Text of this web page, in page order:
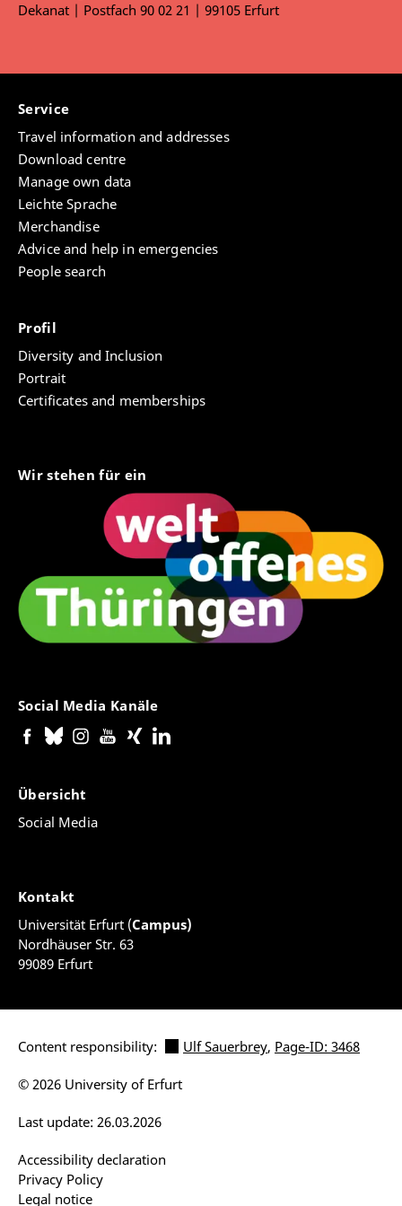
Digitalisierung? In: Kutscher, Nadia/Ley,
Handbuch Soziale Arbeit und Digitalisierung.
URN:
Hofmann, Jana (2018): Medienstress durch
Smartphones? Eine quantitative und qualitative
Analyse. Köln: Herbert von Halem Verlag.
Hofmann, Jana (2017): Günther Anfang, Kathrin
Demmler, Klaus Lutz, Kati Struckmeyer (Hg.):
wischen klicken knipsen: Medienarbeit mit
Kindern. München: kopaed (2015). In:
MEDIENwissenschaft 1/2017, S. 157-159. DOI:
Digital Age: Teaching Beyond Borders. Frankfurt
am Main: Peter Lang Verlag (2016). In:
MEDIENwissenschaft 03/2017, S. 446-447. DOI:
Mikromedien: Mobile Communication. In:
Medienökonomie. Wiesbaden: VS-Verlag. DOI:
10.1007/978-3-658-09560-4_58
Hofmann, Jana (2015): Kommunikative
Überlastung im Digitalzeitalter?, Zeitschrift KM–
Kulturmanagement Network, Nr. 104, August
2015, S. 6-9.
Hofmann, Jana (2014): Jürgen Habermas -
Emilia/Duque, Eduardo/Franch, Mónica/Durán,
José (eds) (2014): Tempos Sociais e o Mundo
Sociedade, Universidade do Minho, S. 291-306.
Dekanat | Postfach 90 02 21 | 99105 Erfurt
Service
Travel information and addresses
Download centre
Manage own data
Leichte Sprache
Merchandise
Advice and help in emergencies
People search
Profil
Diversity and Inclusion
Portrait
Certificates and memberships
Wir stehen für ein
Social Media Kanäle
Übersicht
Social Media
Kontakt
Universität Erfurt (Campus)
Nordhäuser Str. 63
99089 Erfurt
Content responsibility: Ulf Sauerbrey, Page-ID: 3468
Accessibility declaration
Privacy Policy
Legal notice
Last update: 26.03.2026
© 2026 University of Erfurt